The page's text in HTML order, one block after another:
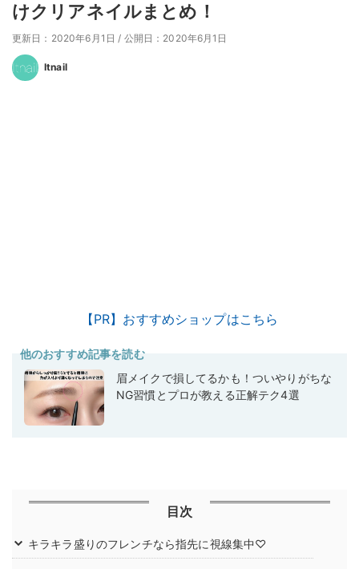
けクリアネイルまとめ！
更新日：2020年6月1日 / 公開日：2020年6月1日
Itnail
【PR】おすすめショップはこちら
他のおすすめ記事を読む
眉メイクで損してるかも！ついやりがちな
NG習慣とプロが教える正解テク4選
目次
キラキラ盛りのフレンチなら指先に視線集中♡